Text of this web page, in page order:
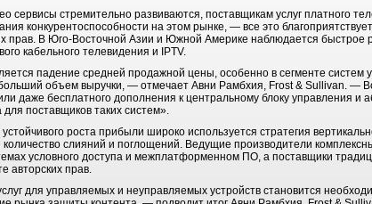
сервисы стремительно развиваются, поставщикам услуг платного
конкурентоспособности на этом рынке, — все это
прав. В Юго-Восточной Азии и Южной Америке наблюдается быстрое
кабельного телевидения и IPTV.
падение средней продажной цены, особенно в сегменте систем
объем выручки, — отмечает Авни Рамбхия, Frost & Sullivan. —
даже бесплатного дополнения к центральному блоку управления и
поставщиков таких систем».
роста прибыли широко используется стратегия
слияний и поглощений. Ведущие производители
условного доступа и межплатформенном ПО, а поставщики
авторских прав.
для управляемых и неуправляемых устройств становится